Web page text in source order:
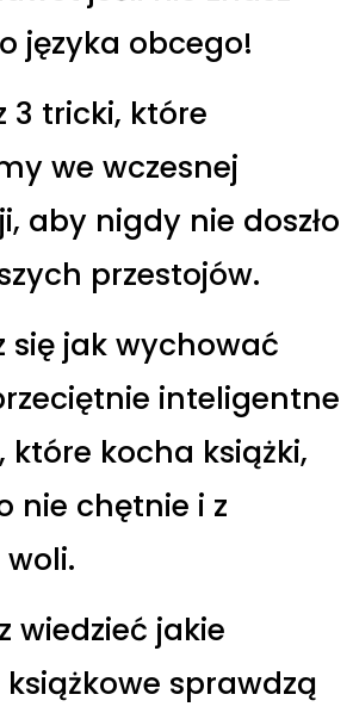
języka obcego!
3 tricki, które
we wczesnej
aby nigdy nie doszło
przestojów.
się jak wychować
inteligentne
które kocha książki,
nie chętnie i z
woli.
wiedzieć jakie
sprawdzą